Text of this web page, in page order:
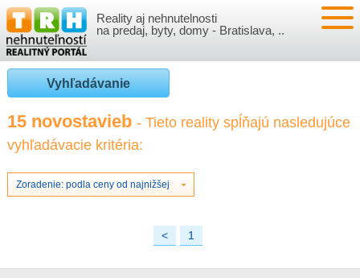
Reality aj nehnutelnosti
na predaj, byty, domy - Bratislava, ..
NEHNUTEĽNOSTI
BYTY
NOVOSTAVBY
NEBYTOVÉ PRIESTORY
VLOŽIŤ NEHNUTEĽNOSTI
PRIHLÁSENIE
REGISTRÁCIA
VÝVOJ CIEN REALÍT
ČLÁNKY O REALITÁCH
Vyhľadávanie
15 novostavieb - Tieto reality spĺňajú nasledujúce
vyhľadávacie kritéria:
Zoradenie: podla ceny od najnižšej
< 1